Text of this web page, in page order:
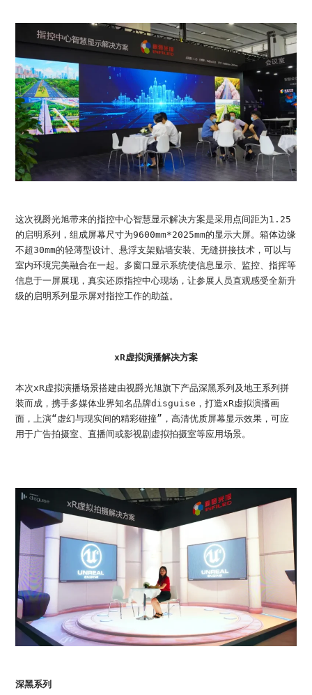
这次视爵光旭带来的指控中心智慧显示解决方案是采用点间距为1.25
的启明系列，组成屏幕尺寸为9600mm*2025mm的显示大屏。箱体边缘
不超30mm的轻薄型设计、悬浮支架贴墙安装、无缝拼接技术，可以与
室内环境完美融合在一起。多窗口显示系统使信息显示、监控、指挥等
信息于一屏展现，真实还原指控中心现场，让参展人员直观感受全新升
级的启明系列显示屏对指控工作的助益。
xR虚拟演播解决方案
本次xR虚拟演播场景搭建由视爵光旭旗下产品深黑系列及地王系列拼
装而成，携手多媒体业界知名品牌disguise，打造xR虚拟演播画
面，上演“虚幻与现实间的精彩碰撞”，高清优质屏幕显示效果，可应
用于广告拍摄室、直播间或影视剧虚拟拍摄室等应用场景。
深黑系列